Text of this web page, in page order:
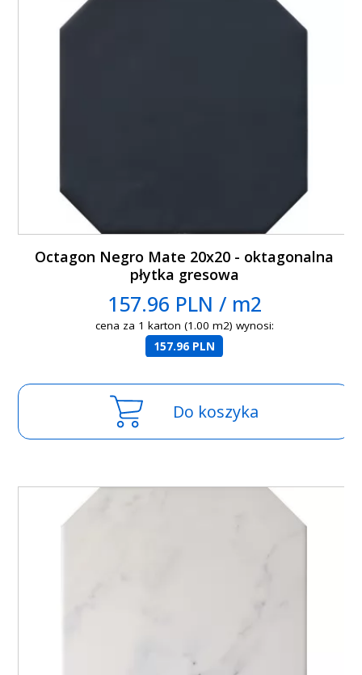
Octagon Negro Mate 20x20 - oktagonalna
płytka gresowa
157.96 PLN / m2
cena za 1 karton (1.00 m2) wynosi:
157.96 PLN
Do koszyka